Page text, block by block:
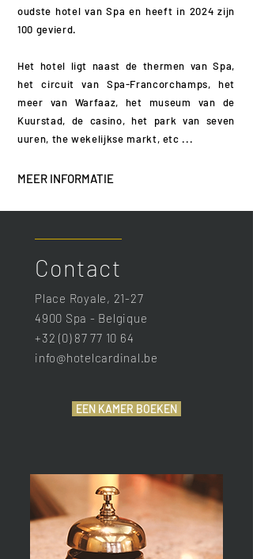
oudste hotel van Spa en heeft in 2024 zijn
100 gevierd.
Het hotel ligt naast de thermen van Spa,
het circuit van Spa-Francorchamps, het
meer van Warfaaz, het museum van de
Kuurstad, de casino, het park van seven
uuren, the wekelijkse markt, etc ...
MEER INFORMATIE
Contact
Place Royale, 21-27
4900 Spa - Belgique
+32 (0) 87 77 10 64
info@hotelcardinal.be
EEN KAMER BOEKEN